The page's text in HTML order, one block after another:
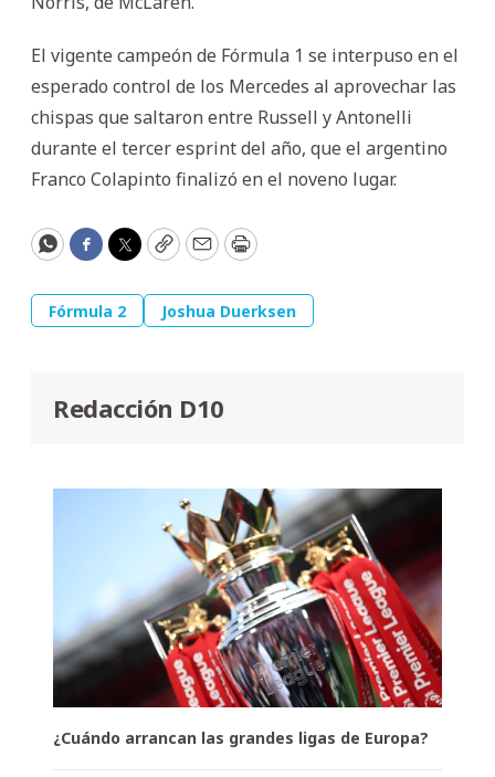
El vigente campeón de Fórmula 1 se interpuso en el
esperado control de los Mercedes al aprovechar las
chispas que saltaron entre Russell y Antonelli
durante el tercer esprint del año, que el argentino
Franco Colapinto finalizó en el noveno lugar.
WhatsApp
Facebook
Twitter
CopyEmailPrint
Fórmula 2 Joshua Duerksen
Redacción D10
¿Cuándo arrancan las grandes ligas de Europa?